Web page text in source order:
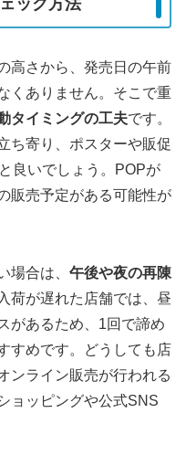
ック方法
高さから、発売日の午前
くありません。そこで重
タイミングの工夫です。
ち寄り、ポスターや販促
良いでしょう。POPが
販売予定がある可能性が
場合は、 午後や夜の再陳
荷が遅れた店舗では、昼
があるため、1回で諦め
すめです。どうしても店
ンライン販売が行われる
ョッピングや公式SNS